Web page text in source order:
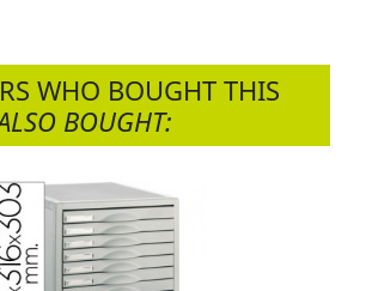
WHO BOUGHT THIS
BOUGHT: